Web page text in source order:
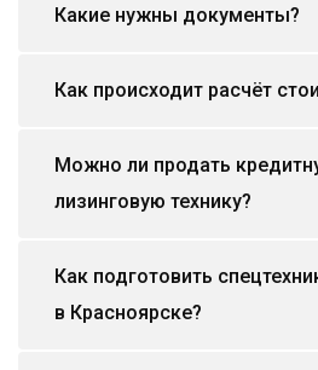
Какие нужны документы?
Как происходит расчёт
Можно ли продать
лизинговую технику?
Как подготовить
в Красноярске?